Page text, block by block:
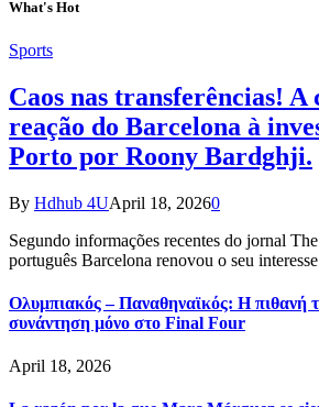
What's Hot
Sports
Caos nas transferências! A
reação do Barcelona à
Porto por Roony Bardghji.
By Hdhub 4UApril 18, 20260
Segundo informações recentes do jornal
português Barcelona renovou o seu
Ολυμπιακός – Παναθηναϊκός: Η πιθανή
συνάντηση μόνο στο Final Four
April 18, 2026